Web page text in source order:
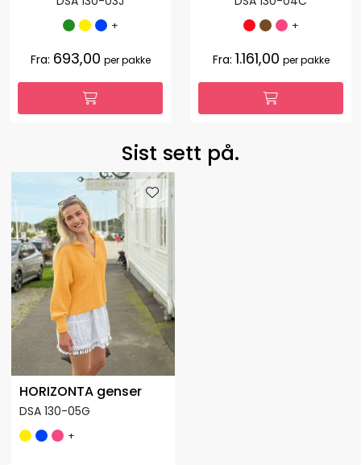
+
Fra: 693,00 per pakke
+
Fra: 1.161,00 per pakke
Sist sett på.
HORIZONTA genser
DSA 130-05G
+